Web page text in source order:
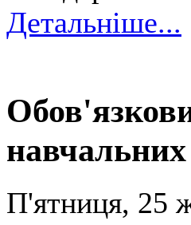
Детальніше...
П'ятниця, 25